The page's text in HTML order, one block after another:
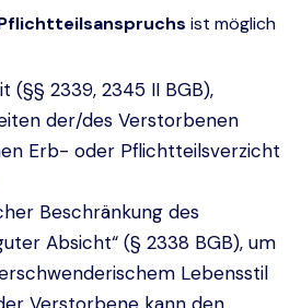
ist möglich
(§§ 2339, 2345 II BGB),
der/des Verstorbenen
Erb- oder Pflichtteilsverzicht
Beschränkung des
Absicht“ (§ 2338 BGB), um
Lebensstil
Verstorbene kann den